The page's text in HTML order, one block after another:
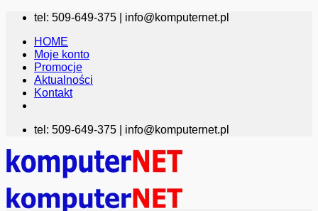
Przewiń
zawartości
tel: 509-649-375 | info@komputernet.pl
HOME
Moje konto
Promocje
Aktualności
Kontakt
tel: 509-649-375 | info@komputernet.pl